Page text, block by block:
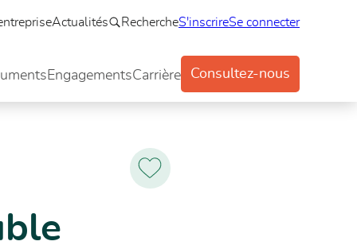
Actualités RechercheS'inscrireSe connecter
EngagementsCarrière Consultez-nous
Ajoutez